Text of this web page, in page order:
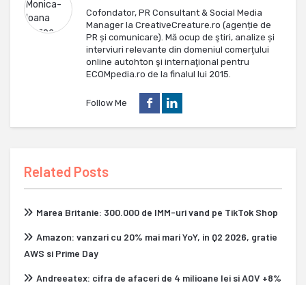
Cofondator, PR Consultant & Social Media
Manager la CreativeCreature.ro (agenție de
PR și comunicare). Mă ocup de ştiri, analize și
interviuri relevante din domeniul comerţului
online autohton şi internaţional pentru
ECOMpedia.ro de la finalul lui 2015.
Follow Me
Related Posts
Marea Britanie: 300.000 de IMM-uri vand pe TikTok Shop
Amazon: vanzari cu 20% mai mari YoY, in Q2 2026, gratie
AWS si Prime Day
Andreeatex: cifra de afaceri de 4 milioane lei si AOV +8%